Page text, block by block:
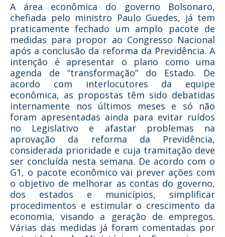
A área econômica do governo Bolsonaro,
chefiada pelo ministro Paulo Guedes, já tem
praticamente fechado um amplo pacote de
medidas para propor ao Congresso Nacional
após a conclusão da reforma da Previdência. A
intenção é apresentar o plano como uma
agenda de “transformação” do Estado. De
acordo com interlocutores da equipe
econômica, as propostas têm sido debatidas
internamente nos últimos meses e só não
foram apresentadas ainda para evitar ruídos
no Legislativo e afastar problemas na
aprovação da reforma da Previdência,
considerada prioridade e cuja tramitação deve
ser concluída nesta semana. De acordo com o
G1, o pacote econômico vai prever ações com
o objetivo de melhorar as contas do governo,
dos estados e municípios, simplificar
procedimentos e estimular o crescimento da
economia, visando a geração de empregos.
Várias das medidas já foram comentadas por